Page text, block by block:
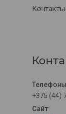
Контакты
+375 (44)